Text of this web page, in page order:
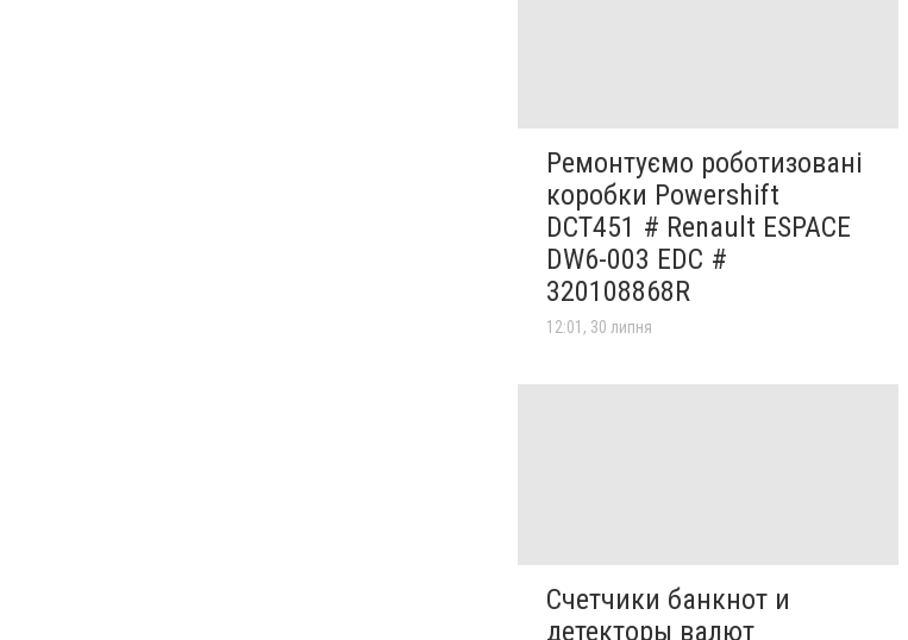
Ремонтуємо роботизовані
коробки Powershift
DCT451 # Renault ESPACE
DW6-003 EDC #
320108868R
12:01, 30 липня
Счетчики банкнот и
детекторы валют